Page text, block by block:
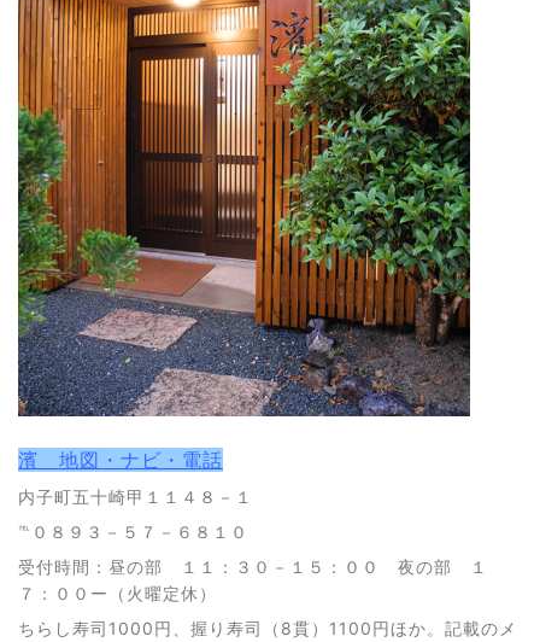
濱 地図・ナビ・電話
内子町五十崎甲１１４８－１
℡０８９３－５７－６８１０
受付時間：昼の部 １１：３０－１５：００ 夜の部 １
７：００ー（火曜定休）
ちらし寿司1000円、握り寿司（8貫）1100円ほか。記載のメ